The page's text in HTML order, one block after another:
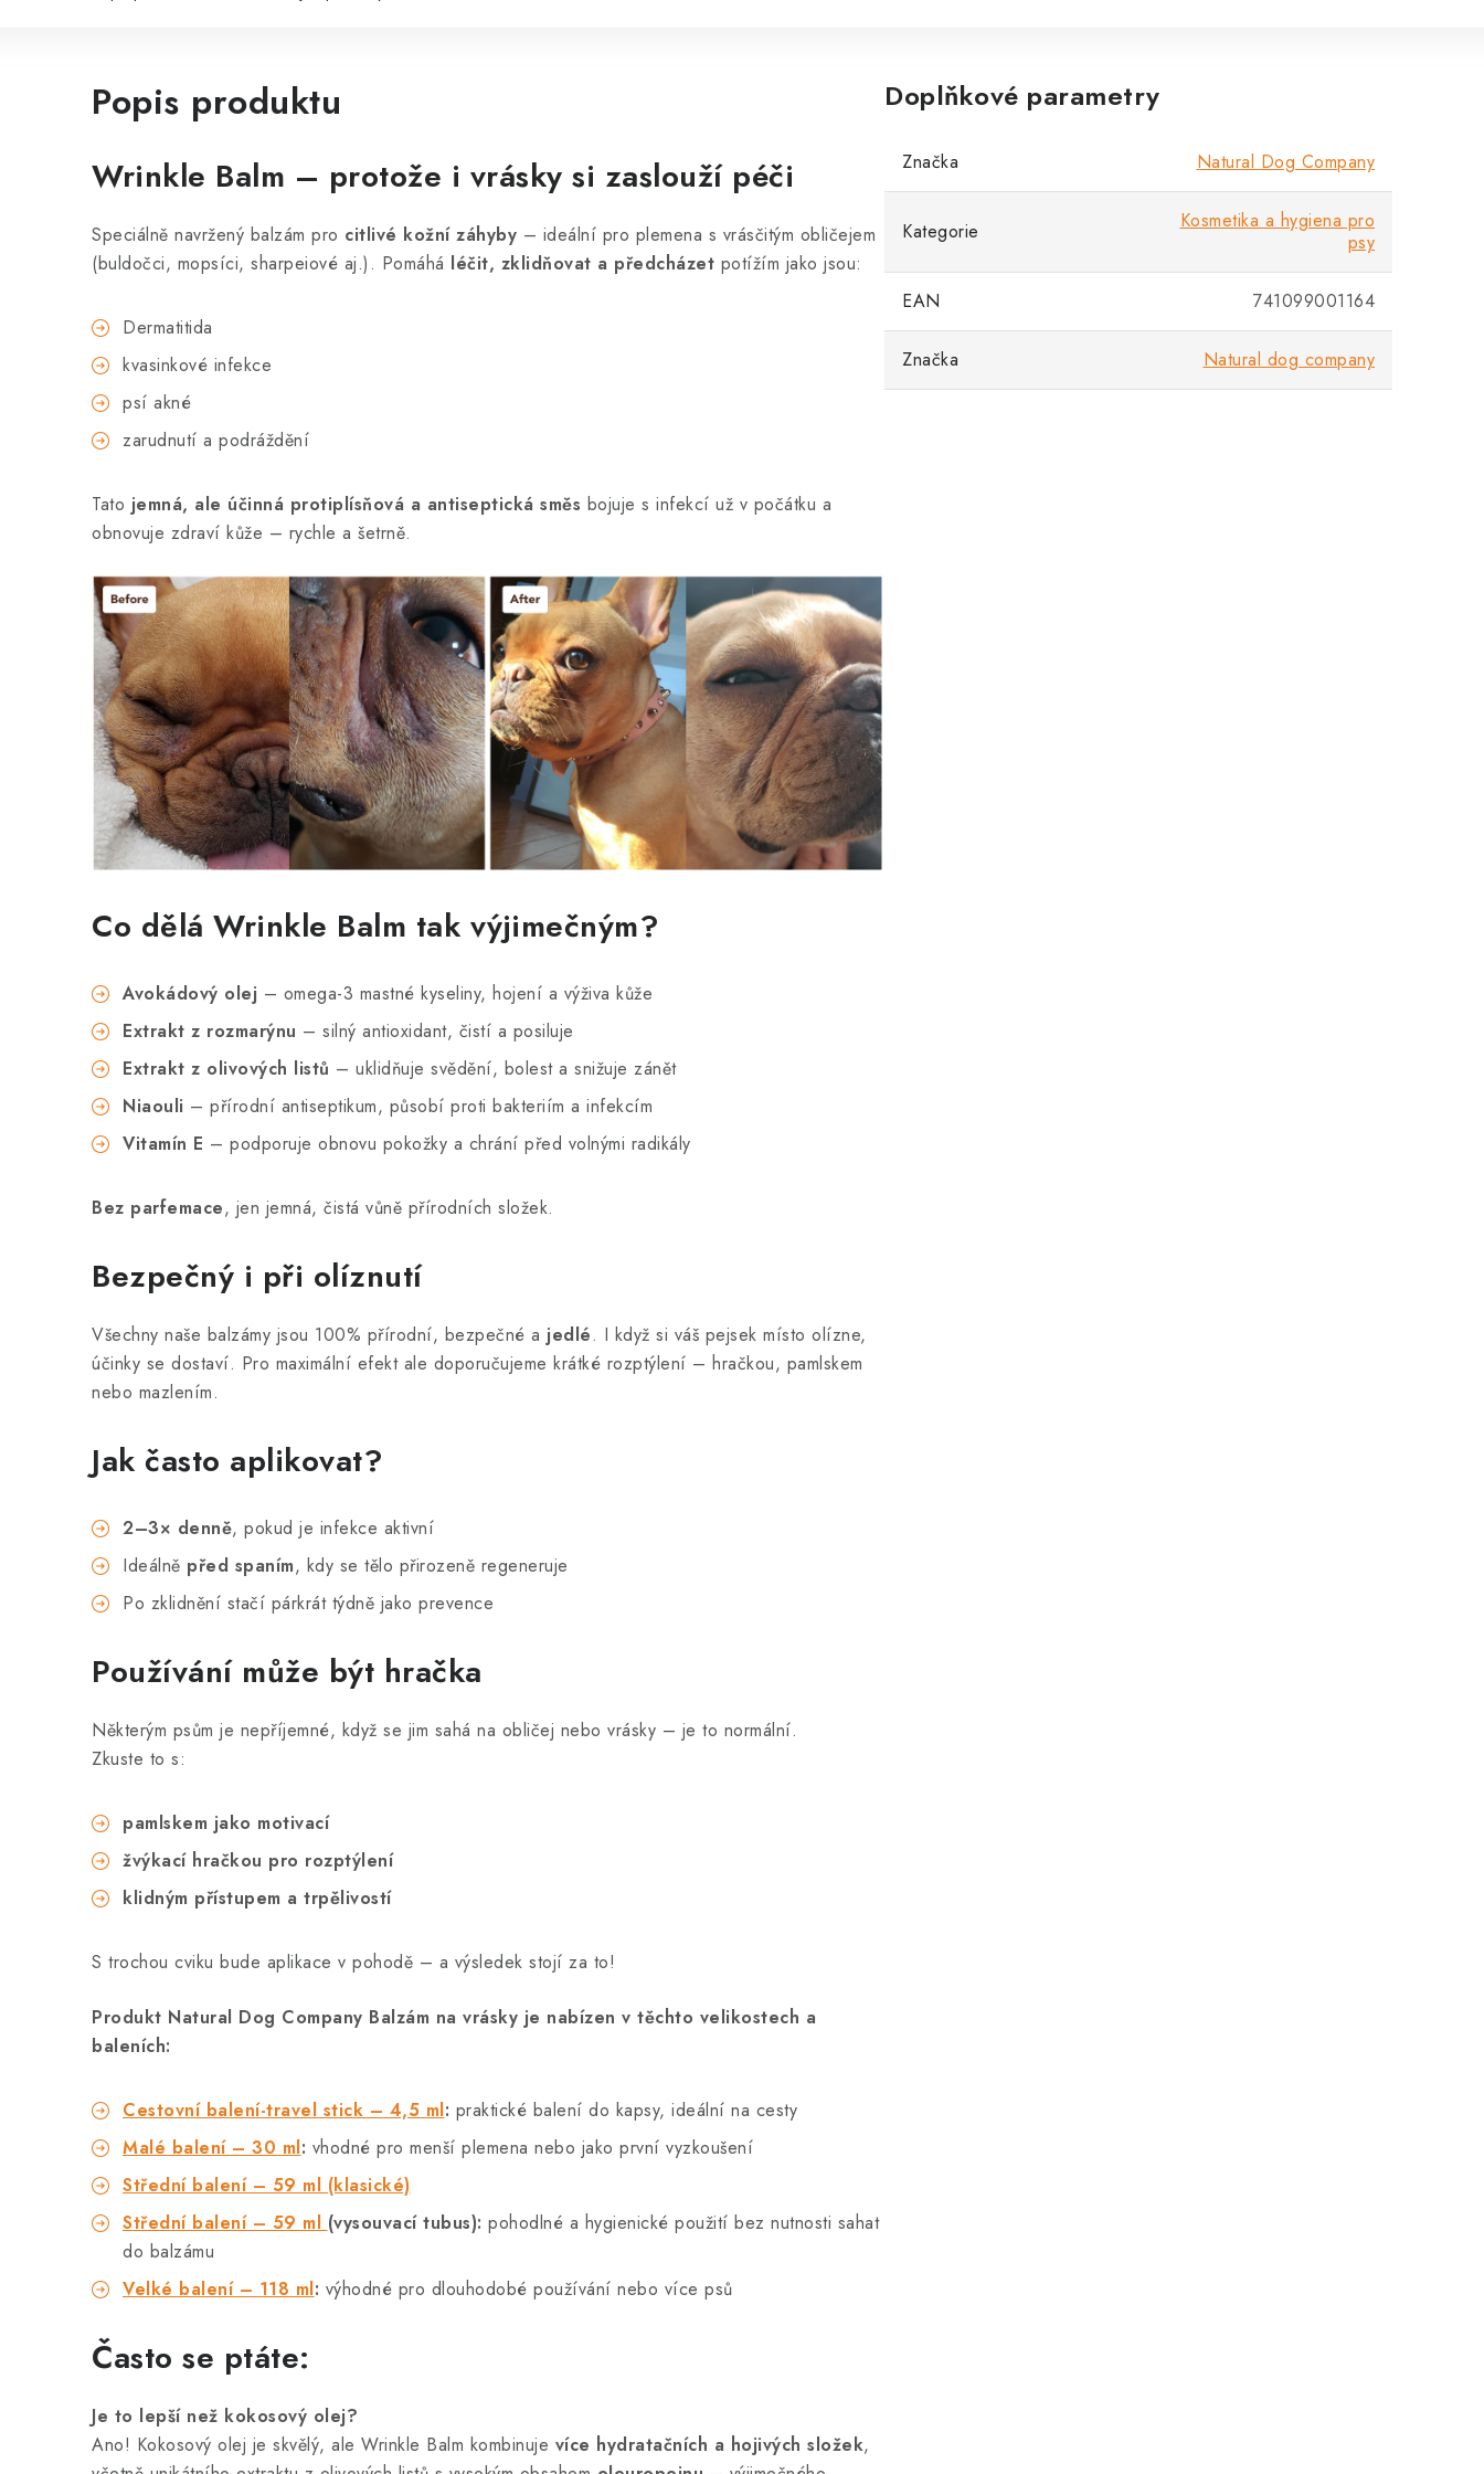
Popis produktu
Wrinkle Balm – protože i vrásky si zaslouží péči
Speciálně navržený balzám pro citlivé kožní záhyby – ideální pro plemena s vrásčitým obličejem
(buldočci, mopsíci, sharpeiové aj.). Pomáhá léčit, zklidňovat a předcházet potížím jako jsou:
Dermatitida
kvasinkové infekce
psí akné
zarudnutí a podráždění
Tato jemná, ale účinná protiplísňová a antiseptická směs bojuje s infekcí už v počátku a
obnovuje zdraví kůže – rychle a šetrně.
Co dělá Wrinkle Balm tak výjimečným?
Avokádový olej – omega-3 mastné kyseliny, hojení a výživa kůže
Extrakt z rozmarýnu – silný antioxidant, čistí a posiluje
Extrakt z olivových listů – uklidňuje svědění, bolest a snižuje zánět
Niaouli – přírodní antiseptikum, působí proti bakteriím a infekcím
Vitamín E – podporuje obnovu pokožky a chrání před volnými radikály
Bez parfemace, jen jemná, čistá vůně přírodních složek.
Bezpečný i při olíznutí
Všechny naše balzámy jsou 100% přírodní, bezpečné a jedlé. I když si váš pejsek místo olízne,
účinky se dostaví. Pro maximální efekt ale doporučujeme krátké rozptýlení – hračkou, pamlskem
nebo mazlením.
Jak často aplikovat?
2–3× denně, pokud je infekce aktivní
Ideálně před spaním, kdy se tělo přirozeně regeneruje
Po zklidnění stačí párkrát týdně jako prevence
Používání může být hračka
Některým psům je nepříjemné, když se jim sahá na obličej nebo vrásky – je to normální.
Zkuste to s:
pamlskem jako motivací
žvýkací hračkou pro rozptýlení
klidným přístupem a trpělivostí
S trochou cviku bude aplikace v pohodě – a výsledek stojí za to!
Produkt Natural Dog Company Balzám na vrásky je nabízen v těchto velikostech a
baleních:
Cestovní balení-travel stick – 4,5 ml: praktické balení do kapsy, ideální na cesty
Malé balení – 30 ml: vhodné pro menší plemena nebo jako první vyzkoušení
Střední balení – 59 ml (klasické)
Střední balení – 59 ml (vysouvací tubus): pohodlné a hygienické použití bez nutnosti sahat
do balzámu
Velké balení – 118 ml: výhodné pro dlouhodobé používání nebo více psů
Často se ptáte:
Je to lepší než kokosový olej?
Ano! Kokosový olej je skvělý, ale Wrinkle Balm kombinuje více hydratačních a hojivých složek,
Doplňkové parametry
Značka Natural Dog Company
Kategorie
Kosmetika a hygiena pro
psy
EAN 741099001164
Značka Natural dog company